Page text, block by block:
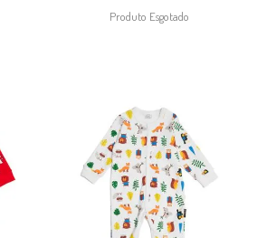
Produto Esgotado